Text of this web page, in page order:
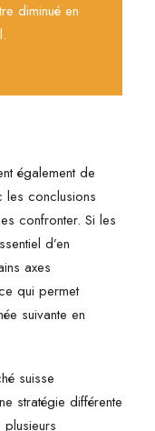
diminué en
également de
les conclusions
confronter. Si les
d’en
axes
qui permet
suivante en
suisse
stratégie différente